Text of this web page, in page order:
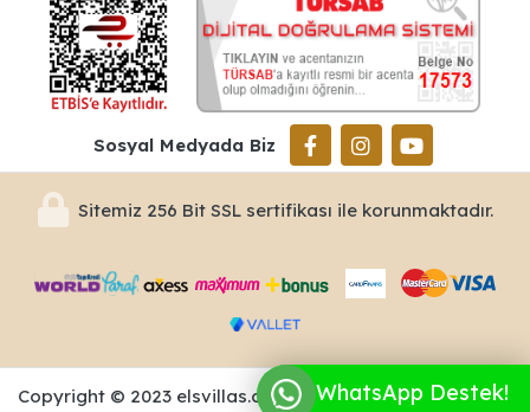
Sosyal Medyada Biz
Sitemiz 256 Bit SSL sertifikası ile korunmaktadır.
Copyright © 2023 elsvillas.com WhatsApp Destek!